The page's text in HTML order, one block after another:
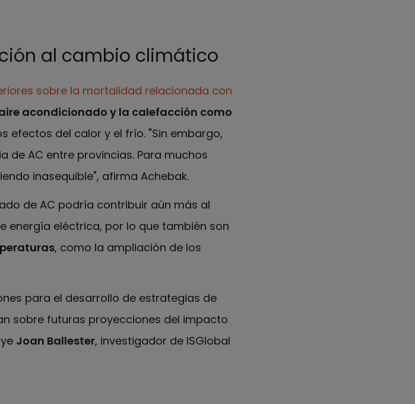
al cambio climático
sobre la mortalidad relacionada con
acondicionado y la calefacción como
efectos del calor y el frío. "Sin embargo,
de AC entre provincias. Para muchos
inasequible", afirma Achebak.
de AC podría contribuir aún más al
energía eléctrica, por lo que también son
, como la ampliación de los
para el desarrollo de estrategias de
sobre futuras proyecciones del impacto
Joan Ballester, investigador de ISGlobal